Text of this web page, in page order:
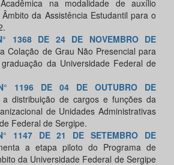
na modalidade de auxílio
da Assistência Estudantil para o
1368 DE 24 DE NOVEMBRO DE
Colação de Grau Não Presencial para
da Universidade Federal de
1196 DE 04 DE OUTUBRO DE
distribuição de cargos e funções da
de Unidades Administrativas
Federal de Sergipe.
1147 DE 21 DE SETEMBRO DE
a etapa piloto do Programa de
da Universidade Federal de Sergipe